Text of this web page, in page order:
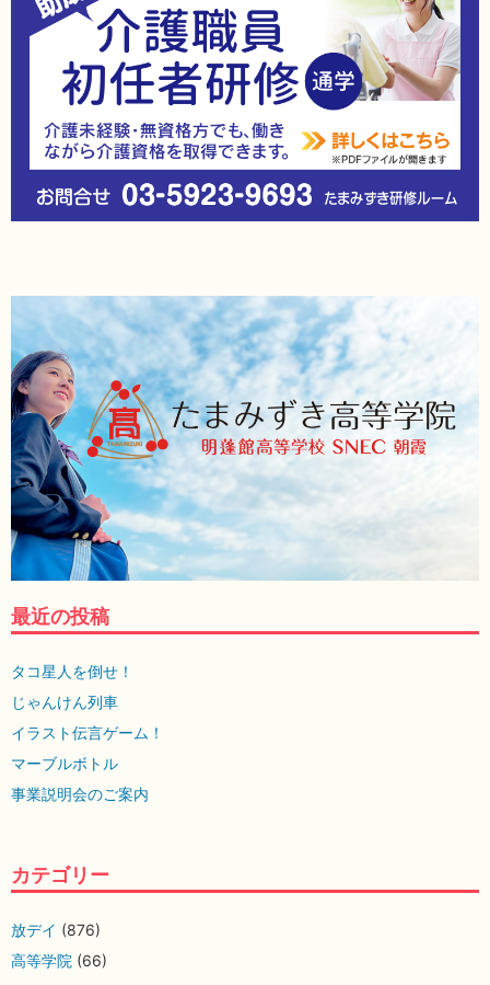
最近の投稿
タコ星人を倒せ！
じゃんけん列車
イラスト伝言ゲーム！
マーブルボトル
事業説明会のご案内
カテゴリー
放デイ (876)
高等学院 (66)